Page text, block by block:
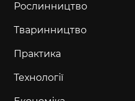
Рослинництво
Тваринництво
Практика
Технології